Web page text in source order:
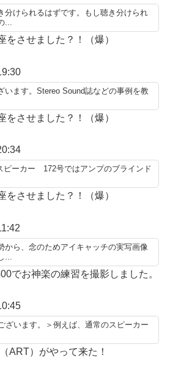
分けられるはずです。もし聴き分けられ
...
をさせました？！（爆）
います。Stereo Sound誌などの事例を教
をさせました？！（爆）
ピーカー 172号ではアンプのブラインド
をさせました？！（爆）
から、念のためアイキャッチの実写画像
でお神楽の練習を撮影しました。
ざいます。＞例えば、通常のスピーカー
ART）がやって来た！